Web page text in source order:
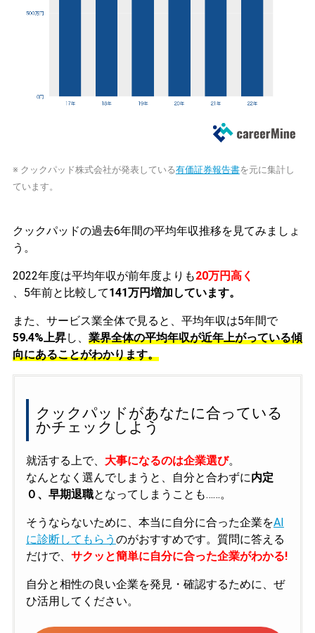
※ クックパッド株式会社が発表している有価証券報告書を元に集計し
ています。
クックパッドの過去6年間の平均年収推移を見てみましょ
う。
2022年度は平均年収が前年度よりも20万円高く
、5年前と比較して141万円増加しています。
また、サービス業全体で見ると、平均年収は5年間で
59.4%上昇し、 業界全体の平均年収が近年上がっている傾
向にあることがわかります。
クックパッドがあなたに合っている
かチェックしよう
就活する上で、 大事になるのは企業選び。
なんとなく選んでしまうと、自分と合わずに内定
０、早期退職となってしまうことも……。
そうならないために、本当に自分に合った企業をAI
に診断してもらう のがおすすめです。質問に答える
だけで、 サクッと簡単に自分に合った企業がわかる!
自分と相性の良い企業を発見・確認するために、ぜ
ひ活用してください。